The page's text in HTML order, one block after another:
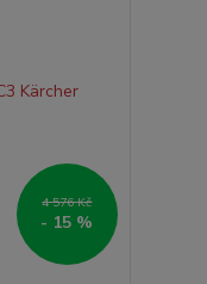
4 576 Kč
- 15 %